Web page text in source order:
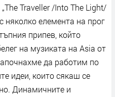
Traveller /Into The Light/
няколко елемента на прог
припев, който
на музиката на Asia от
да работим по
идеи, които сякаш се
Динамичните и